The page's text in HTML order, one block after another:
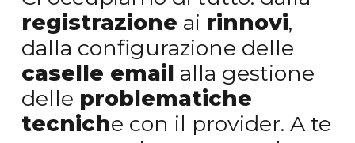
registrazione ai rinnovi,
dalla configurazione delle
caselle email alla gestione
delle problematiche
tecniche con il provider. A te